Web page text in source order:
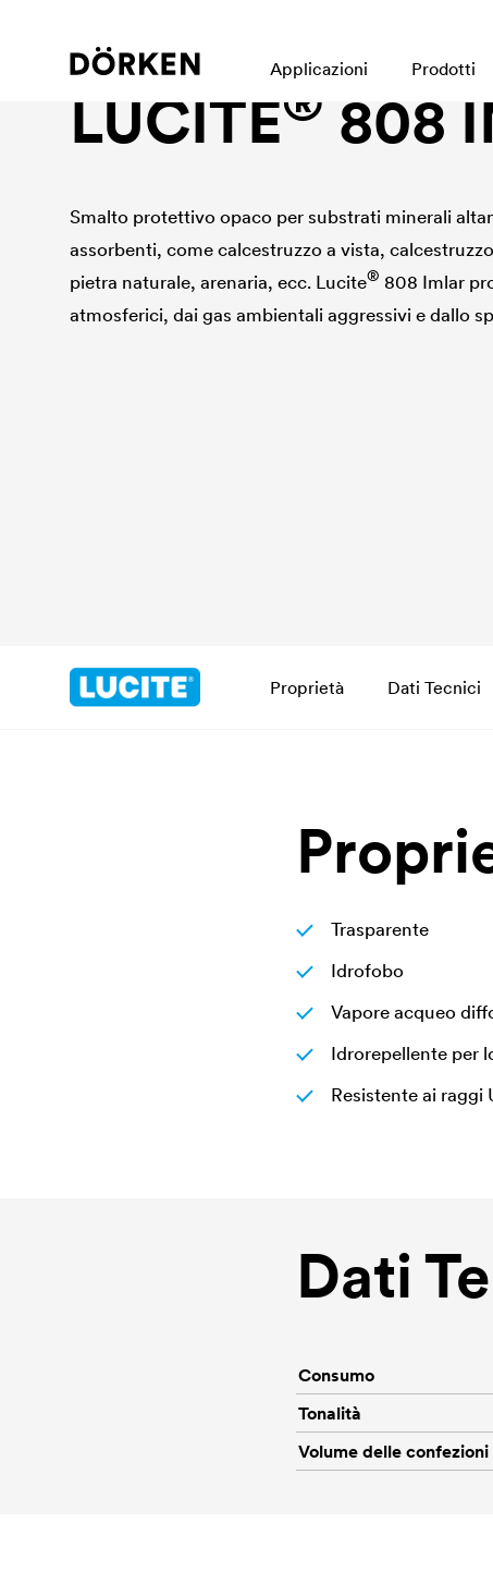
Applicazioni Prodotti
Facade paint
LUCITE® 808
Smalto protettivo opaco per substrati minerali
assorbenti, come calcestruzzo a vista,
pietra naturale, arenaria, ecc. Lucite® 808 Imlar
atmosferici, dai gas ambientali aggressivi e dallo
Proprietà Dati Tecnici
Trasparente
Idrofobo
Vapore acqueo
Idrorepellente per
Resistente ai raggi
Dati
Consumo
Tonalità
Volume delle confezioni